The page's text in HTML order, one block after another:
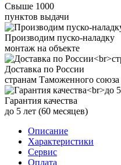
Свыше 1000
пунктов выдачи
Производим пуско-наладку
монтаж на объекте
Доставка по России
странам Таможенного союза
Гарантия качества
до 5 лет (60 месяцев)
Описание
Характеристики
Сервис
Оплата